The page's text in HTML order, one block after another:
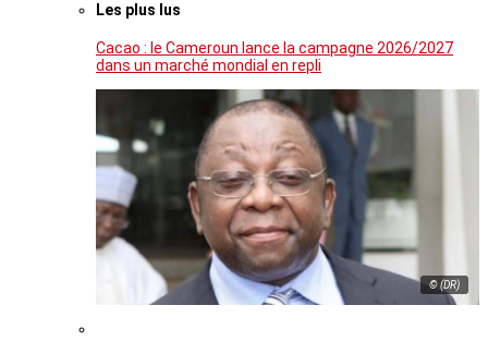
Les plus lus
Cacao : le Cameroun lance la campagne 2026/2027
dans un marché mondial en repli
© (DR)